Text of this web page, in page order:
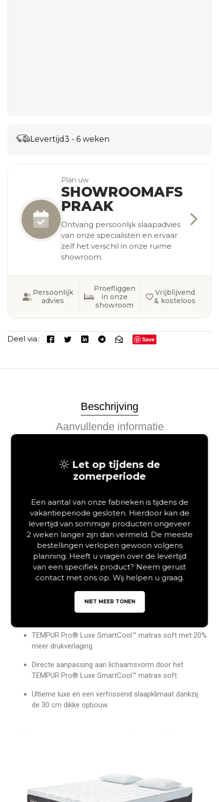
Levertijd3 - 6 weken
Plan uw
SHOWROOMAFS
PRAAK
Ontvang persoonlijk slaapadvies
van onze specialisten en ervaar
zelf het verschil in onze ruime
showroom.
Persoonlijk
advies
Proefliggen
in onze
showroom
Vrijblijvend
& kosteloos
Deel via Save
Beschrijving
Aanvullende informatie
TEMPUR Pro® Luxe
SmartCool™ Matras 30 cm
Slaapoplossing
Het TEMPUR Pro® Luxe SmartCool™ matras soft biedt een
ongeëvenaarde slaapervaring. Zoekt u naar een TEMPUR
Pro® Luxe SmartCool™ matras soft? Dan kiest u voor het
meest luxueuze model met een riante hoogte van 30 cm. Dit
matras combineert een diepe, zachte ondersteuning met
actieve drukverlaging. Daarom reageert dit geavanceerde
slaapsysteem direct op uw lichaamsbouw en warmte.
Hierdoor past dit orthopedisch matras zich moeiteloos aan
voor een perfecte ergonomische houding en maximaal
TEMPUR Pro® Luxe SmartCool™ matras soft met 20%
meer drukverlaging.
Directe aanpassing aan lichaamsvorm door het
TEMPUR Pro® Luxe SmartCool™ matras soft.
Ultieme luxe en een verfrissend slaapklimaat dankzij
de 30 cm dikke opbouw.
Let op tijdens de
zomerperiode
Een aantal van onze fabrieken is tijdens de
vakantieperiode gesloten. Hierdoor kan de
levertijd van sommige producten ongeveer
2 weken langer zijn dan vermeld. De meeste
bestellingen verlopen gewoon volgens
planning. Heeft u vragen over de levertijd
van een specifiek product? Neem gerust
contact met ons op. Wij helpen u graag.
NIET MEER TONEN